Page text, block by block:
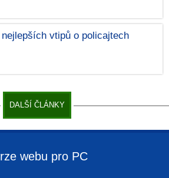
nejlepších vtipů o policajtech
DALŠÍ ČLÁNKY
webu pro PC